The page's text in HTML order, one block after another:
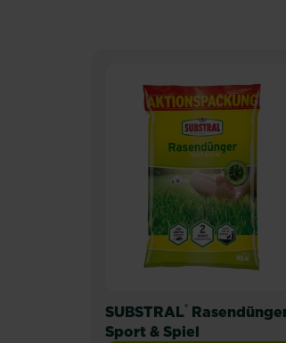
SUBSTRAL®
Sport & Spiel